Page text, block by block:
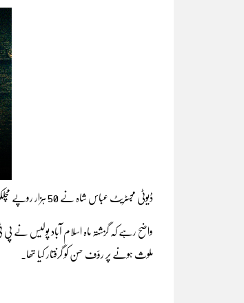
ڈیوٹی مجسٹریٹ عباس شاہ نے 50 ہزار روپے مچلکوں کے عوض ضمانت منظور کی۔
واضح رہے کہ گزشتہ ماہ اسلام آباد پولیس نے
ملوث ہونے پر رؤف حسن کو گرفتار کیا تھا۔